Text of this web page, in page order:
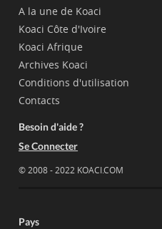
A la une de Koaci
Koaci Côte d'Ivoire
Koaci Afrique
Archives Koaci
Conditions d'utilisation
Contacts
Besoin d'aide ?
Se Connecter
© 2008 - 2022 KOACI.COM
Pays